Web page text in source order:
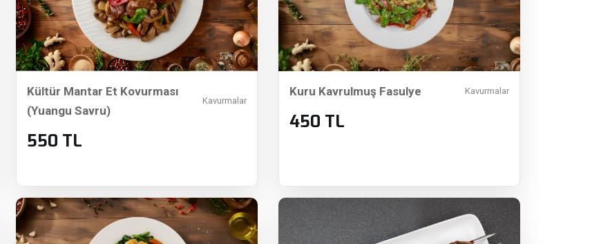
Kültür Mantar Et Kovurması
(Yuangu Savru)
Kavurmalar
550 TL
Kuru Kavrulmuş Fasulye Kavurmalar
450 TL